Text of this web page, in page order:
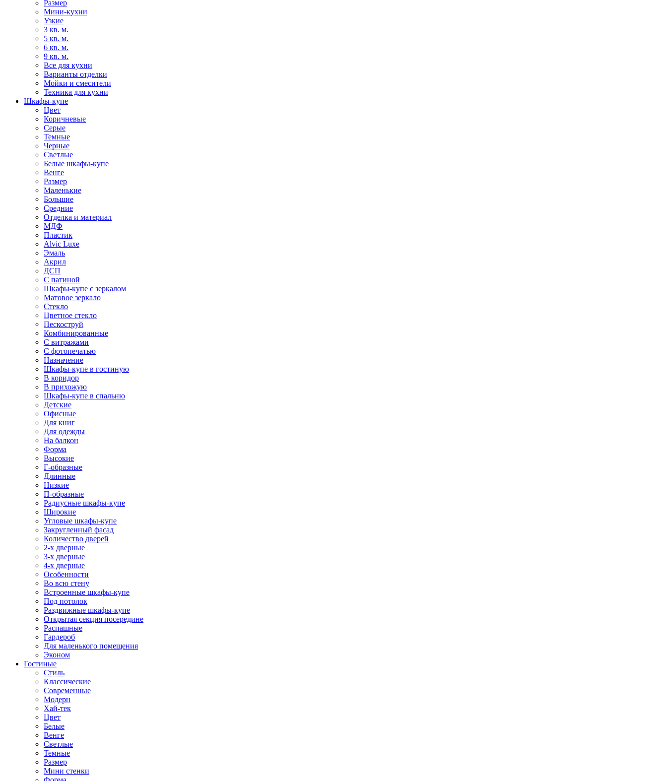
Размер
Мини-кухни
Узкие
3 кв. м.
5 кв. м.
6 кв. м.
9 кв. м.
Все для кухни
Варианты отделки
Мойки и смесители
Техника для кухни
Шкафы-купе
Цвет
Коричневые
Серые
Темные
Черные
Светлые
Белые шкафы-купе
Венге
Размер
Маленькие
Большие
Средние
Отделка и материал
МДФ
Пластик
Alvic Luxe
Эмаль
Акрил
ДСП
С патиной
Шкафы-купе с зеркалом
Матовое зеркало
Стекло
Цветное стекло
Пескоструй
Комбинированные
С витражами
С фотопечатью
Назначение
Шкафы-купе в гостиную
В коридор
В прихожую
Шкафы-купе в спальню
Детские
Офисные
Для книг
Для одежды
На балкон
Форма
Высокие
Г-образные
Длинные
Низкие
П-образные
Радиусные шкафы-купе
Широкие
Угловые шкафы-купе
Закругленный фасад
Количество дверей
2-х дверные
3-х дверные
4-х дверные
Особенности
Во всю стену
Встроенные шкафы-купе
Под потолок
Раздвижные шкафы-купе
Открытая секция посередине
Распашные
Гардероб
Для маленького помещения
Эконом
Гостиные
Стиль
Классические
Современные
Модерн
Хай-тек
Цвет
Белые
Венге
Светлые
Темные
Размер
Мини стенки